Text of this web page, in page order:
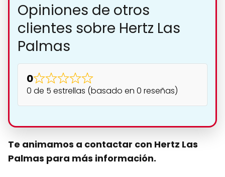
Opiniones de otros
clientes sobre Hertz Las
Palmas
0
0 de 5 estrellas (basado en 0 reseñas)
Te animamos a contactar con Hertz Las
Palmas para más información.